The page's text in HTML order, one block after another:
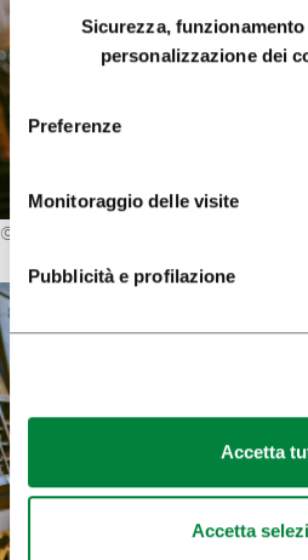
Selezione
consenso
Sicurezza,
personalizzazione dei
Preferenze
Monitoraggio delle visite
Pubblicità e profilazione
Accetta
Accetta
©